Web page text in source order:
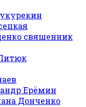
священник
Ерёмин
Донченко